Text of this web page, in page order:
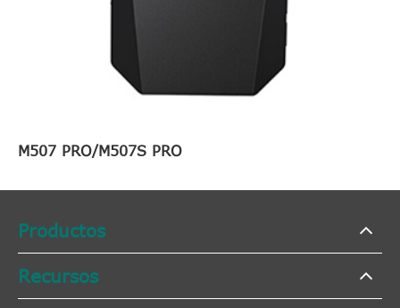
M507 PRO/M507S PRO
Productos
Recursos